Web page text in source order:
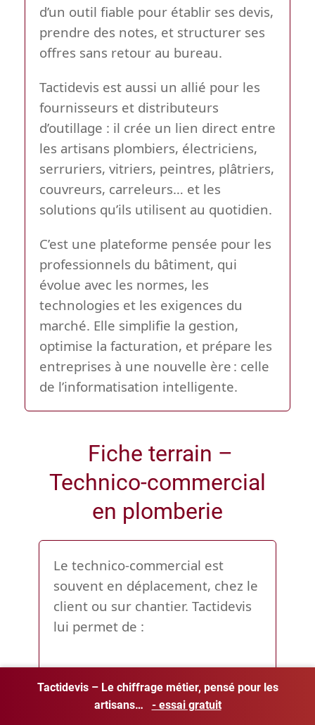
d’un outil fiable pour établir ses devis,
prendre des notes, et structurer ses
offres sans retour au bureau.
Tactidevis est aussi un allié pour les
fournisseurs et distributeurs
d’outillage : il crée un lien direct entre
les artisans plombiers, électriciens,
serruriers, vitriers, peintres, plâtriers,
couvreurs, carreleurs… et les
solutions qu’ils utilisent au quotidien.
C’est une plateforme pensée pour les
professionnels du bâtiment, qui
évolue avec les normes, les
technologies et les exigences du
marché. Elle simplifie la gestion,
optimise la facturation, et prépare les
entreprises à une nouvelle ère : celle
de l’informatisation intelligente.
Fiche terrain –
Technico-commercial
en plomberie
Le technico-commercial est
souvent en déplacement, chez le
client ou sur chantier. Tactidevis
lui permet de :
-Créer un devis sur place
depuis tablette ou mobile
Tactidevis – Le chiffrage métier, pensé pour les
artisans…
- essai gratuit